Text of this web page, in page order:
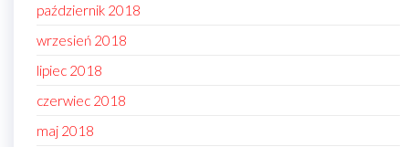
październik 2018
wrzesień 2018
lipiec 2018
czerwiec 2018
maj 2018